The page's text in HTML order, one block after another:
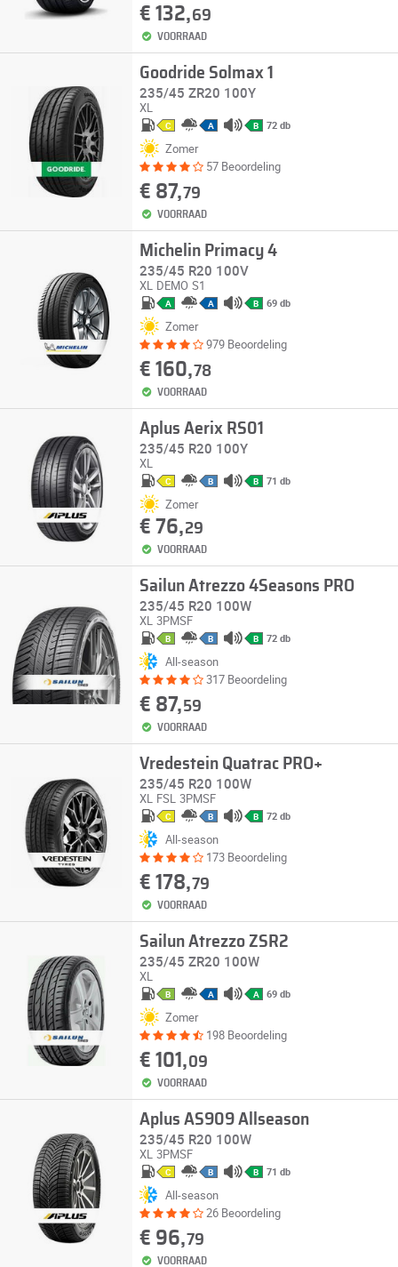
€ 132,69
VOORRAAD
Goodride Solmax 1
235/45 ZR20 100Y
XL
C A B 72 db
Zomer
57 Beoordeling
€ 87,79
VOORRAAD
Michelin Primacy 4
235/45 R20 100V
XL DEMO S1
A A B 69 db
Zomer
979 Beoordeling
€ 160,78
VOORRAAD
Aplus Aerix RS01
235/45 R20 100Y
XL
C B B 71 db
Zomer
€ 76,29
VOORRAAD
Sailun Atrezzo 4Seasons PRO
235/45 R20 100W
XL 3PMSF
B B B 72 db
All-season
317 Beoordeling
€ 87,59
VOORRAAD
Vredestein Quatrac PRO+
235/45 R20 100W
XL FSL 3PMSF
C B B 72 db
All-season
173 Beoordeling
€ 178,79
VOORRAAD
Sailun Atrezzo ZSR2
235/45 ZR20 100W
XL
B A A 69 db
Zomer
198 Beoordeling
€ 101,09
VOORRAAD
Aplus AS909 Allseason
235/45 R20 100W
XL 3PMSF
C B B 71 db
All-season
26 Beoordeling
€ 96,79
VOORRAAD